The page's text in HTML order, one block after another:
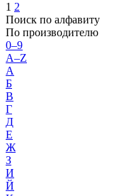
1 2
Поиск по алфавиту
По производителю
0–9
A–Z
А
Б
В
Г
Д
Е
Ж
З
И
Й